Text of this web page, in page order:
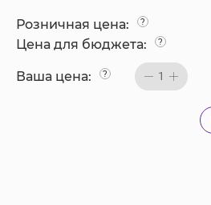
Розничная цена: ?
Цена для бюджета: ?
Ваша цена: ? 1